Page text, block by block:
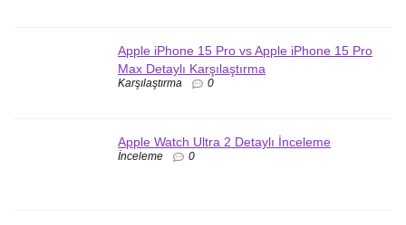
Apple iPhone 15 Pro vs Apple iPhone 15 Pro
Max Detaylı Karşılaştırma
Karşılaştırma 0
Apple Watch Ultra 2 Detaylı İnceleme
İnceleme 0